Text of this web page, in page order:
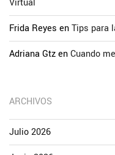
Virtual
Frida Reyes enTips para
Adriana GtzenCuando
ARCHIVOS
Julio 2026